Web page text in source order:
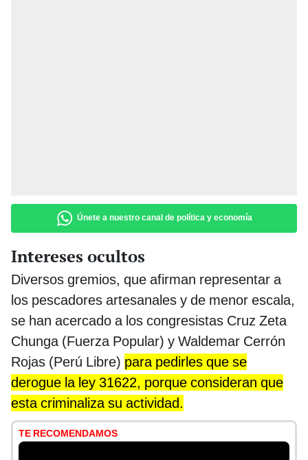
Únete a nuestro canal de política y economía
Intereses ocultos
Diversos gremios, que afirman representar a
los pescadores artesanales y de menor escala,
se han acercado a los congresistas Cruz Zeta
Chunga (Fuerza Popular) y Waldemar Cerrón
Rojas (Perú Libre) para pedirles que se
derogue la ley 31622, porque consideran que
esta criminaliza su actividad.
TE RECOMENDAMOS